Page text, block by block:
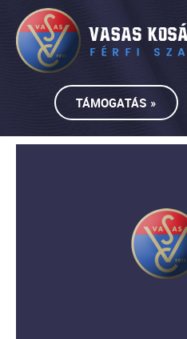
TÁMOGATÁS »